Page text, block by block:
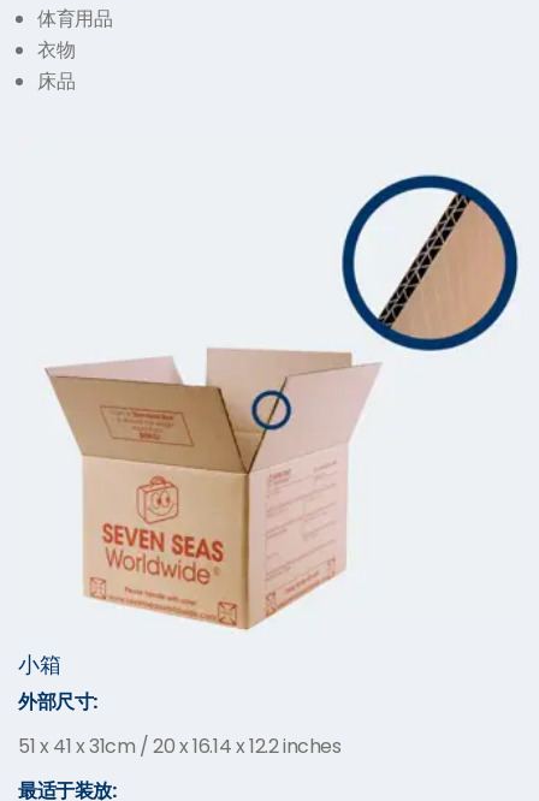
体育用品
衣物
床品
小箱
外部尺寸:
51 x 41 x 31cm / 20 x 16.14 x 12.2 inches
最适于装放: